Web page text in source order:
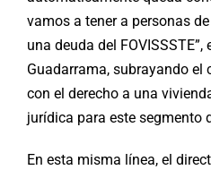
vamos a tener a personas
una deuda del
Guadarrama, subrayando el
con el derecho a una
jurídica para este segmento
En esta misma línea, el